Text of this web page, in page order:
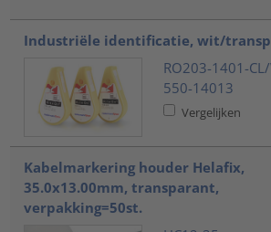
Industriële identificatie, wit/
RO203-1401-
550-14013
Vergelijken
Kabelmarkering houder Helafix,
35.0x13.00mm, transparant,
verpakking=50st.